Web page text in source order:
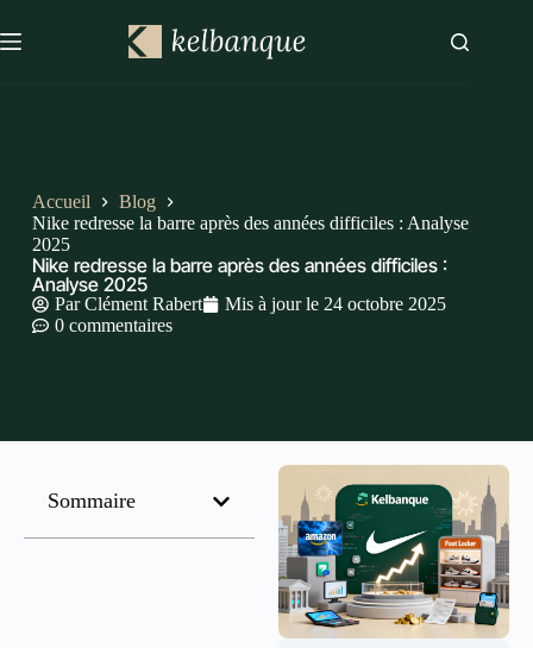
Accueil
Blog
Nike redresse la barre après des années difficiles : Analyse
2025
Nike redresse la barre après des années difficiles :
Analyse 2025
ParClément Rabert Mis à jour le 24 octobre 2025
0 commentaires
Sommaire